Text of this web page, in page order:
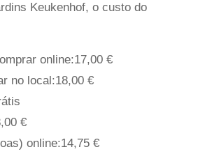
Keukenhof, o custo do
online:17,00 €
no local:18,00 €
€
online:14,75 €